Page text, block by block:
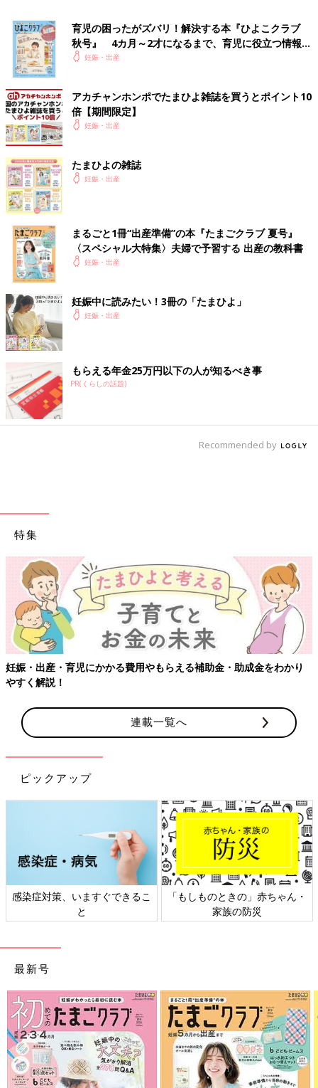
(1) うつ伏せになる
(2) 足の甲を床につけ、両手を胸の横に置く
(3) 足の甲は床につけたまま、脇を締め、息を吐きながら手で床
を押して上半身を起こす
(4) 胸を少し前に押し出し、肩を下げて3呼吸キープする
親子で向き合って行うと楽しいです。このポーズは体幹を強化し
ます。
ヨガで楽しみながらからだを動かすことは、健康維持につながり
ます。子どもと一緒に取り組むことで親子の絆を深めることもで
きますね。これらのヨガは、1日に3セットずつ行うといいでしょ
う。
医薬品の分類について理解を深める
不調を感じたときに、どのような薬が薬局やドラッグストアで手
軽に購入できるかを知っていれば、セルフケアを実践しやすくな
ります。
医薬品には、医師の診察と処方箋が必要な「医療用医薬品」と、
ドラッグストアや薬局などで一般消費者が購入できる「OTC医薬
品」があります。
また、OTC医薬品のなかには長い間医療用として使用され、安全
チOTC医薬品」と呼ばれており、要指導医薬品として販売されて
います。
（例）実際に店頭で販売されている商品
（１） 要指導医薬品（スイッチOTC医薬品）
と使用法に注意する必要があります。
そのため、購入時に書面で説明を受けなければいけません。 家
族でも、本人以外はその購入を許されていません。
（２）第1類医薬品
非常に安全性が問われる医薬品であるため、購入するには薬剤師
による説明が必要です。
2014年の法改正に伴って、第1類医薬品もネットで購入できるよ
うになりました。ただし、第1類医薬品に関しては、店頭販売と
そのため、オンラインでも、薬剤師不在時には第1類医薬品を提
供することができません。第1類医薬品の注文受付時には、薬剤
師がメールや電話などで利用者とやり取りを行って販売対応をし
ます。（※2）
育児の困ったがズバリ！解決する本『ひよこクラブ
秋号』 4カ月～2才になるまで、育児に役立つ情報が
いっぱい！
妊娠・出産
アカチャンホンポでたまひよ雑誌を買うとポイント10
倍【期間限定】
妊娠・出産
たまひよの雑誌
妊娠・出産
まるごと1冊“出産準備”の本『たまごクラブ 夏号』
〈スペシャル大特集〉夫婦で予習する 出産の教科書
妊娠・出産
妊娠中に読みたい！3冊の「たまひよ」
妊娠・出産
もらえる年金25万円以下の人が知るべき事
PR(くらしの話題)
Recommended by
特集
妊娠・出産・育児にかかる費用やもらえる補助金・助成金をわかり
やすく解説！
連載一覧へ
ピックアップ
感染症対策、いますぐできるこ
と
「もしものときの」赤ちゃん・
家族の防災
最新号